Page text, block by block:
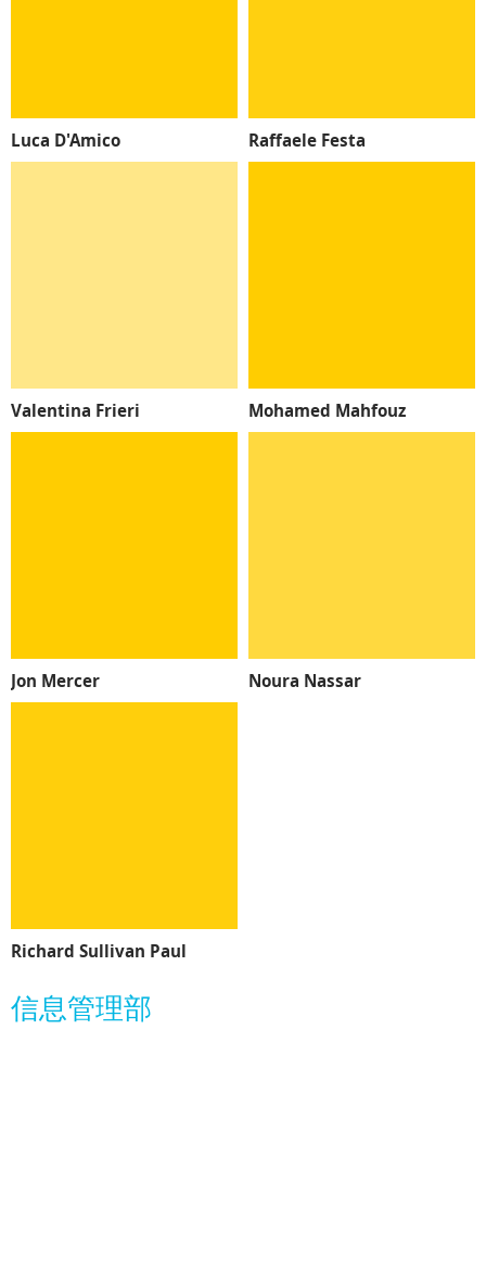
Luca D'Amico Raffaele Festa
Valentina Frieri Mohamed Mahfouz
Jon Mercer Noura Nassar
Richard Sullivan Paul
信息管理部